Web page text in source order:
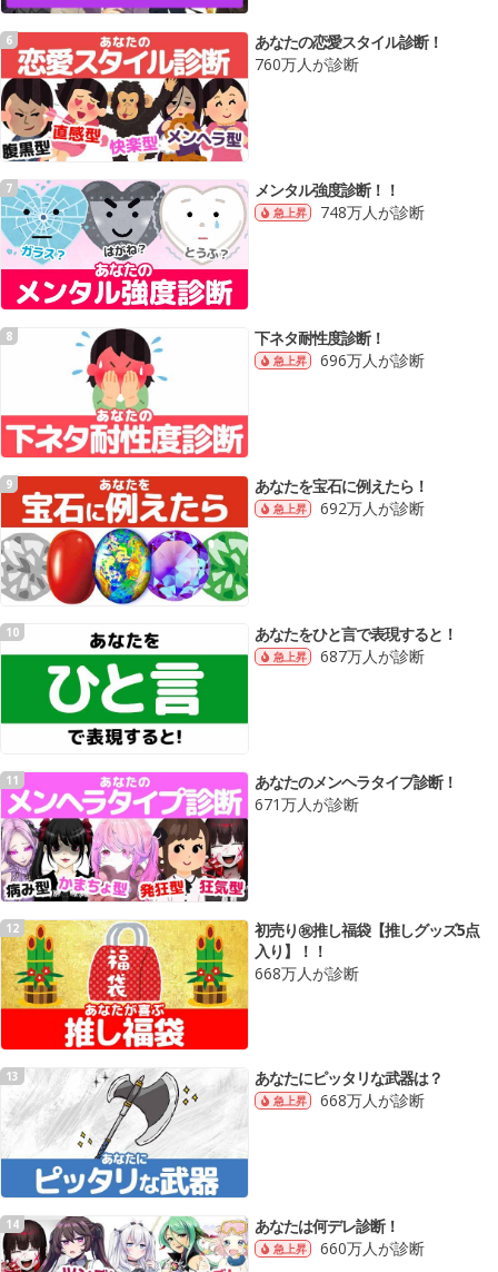
6
あなたの恋愛スタイル診断！
760万人が診断
7 メンタル強度診断！！
急上昇 748万人が診断
8 下ネタ耐性度診断！
急上昇 696万人が診断
9 あなたを宝石に例えたら！
急上昇 692万人が診断
10 あなたをひと言で表現すると！
急上昇 687万人が診断
11
あなたのメンヘラタイプ診断！
671万人が診断
12
初売り㊗️推し福袋【推しグッズ5点
入り】！！
668万人が診断
13 あなたにピッタリな武器は？
急上昇 668万人が診断
14 あなたは何デレ診断！
急上昇 660万人が診断